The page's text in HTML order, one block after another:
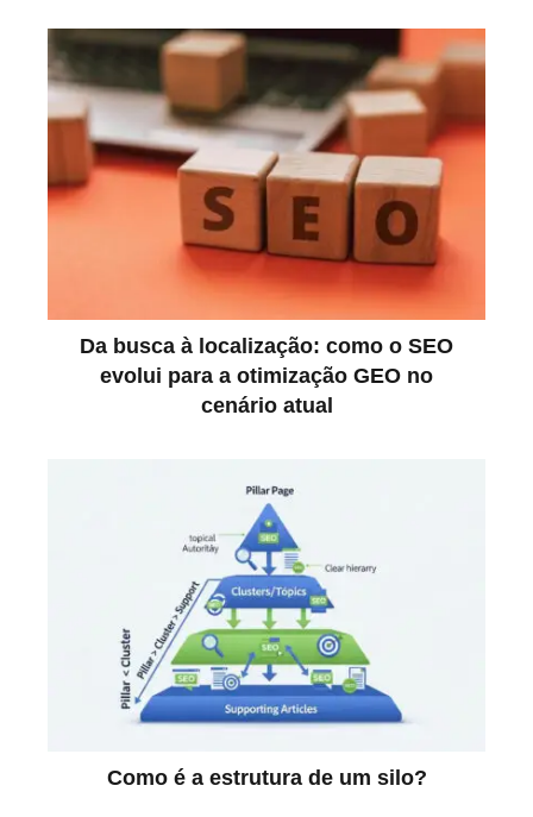
Da busca à localização: como o SEO
evolui para a otimização GEO no
cenário atual
Como é a estrutura de um silo?